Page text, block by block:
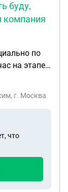
буду,
компания
по
на этапе
на фулл
работаю
месяц
налогах (
г. Москва
что